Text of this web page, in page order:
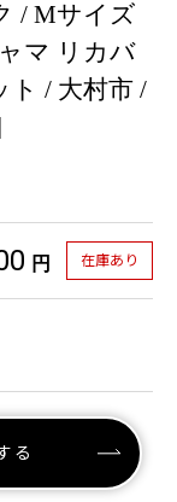
/ Mサイズ
マ リカバ
ト / 大村市 /
円 在庫あり
る